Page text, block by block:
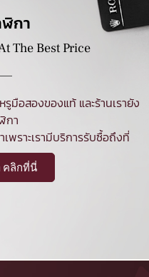
กา
The Best Price
มือสองของแท้ และร้านเรายัง
กา
พราะเรามีบริการรับซื้อถึงที่
คลิกที่นี่